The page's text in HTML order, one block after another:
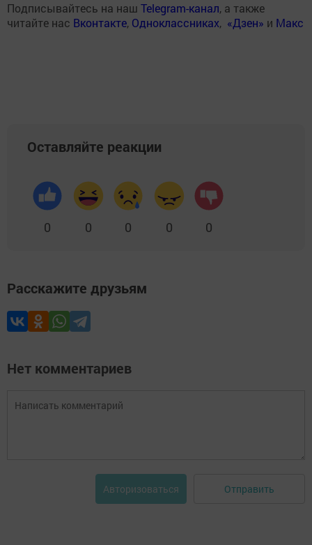
Подписывайтесь на наш Telegram-канал, а также
читайте нас Вконтакте, Одноклассниках, «Дзен» и Макс
Оставляйте реакции
0 0 0 0 0
Расскажите друзьям
Нет комментариев
Авторизоваться Отправить